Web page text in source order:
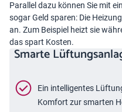
Parallel dazu können Sie mit
sogar Geld sparen: Die
an. Zum Beispiel heizt sie
das spart Kosten.
Smarte
Ein intelligentes
Komfort zur smarten